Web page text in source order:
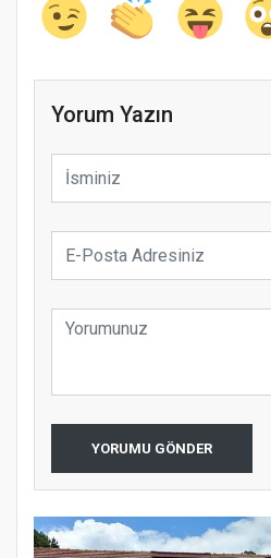
Yorum Yazın
YORUMU GÖNDER